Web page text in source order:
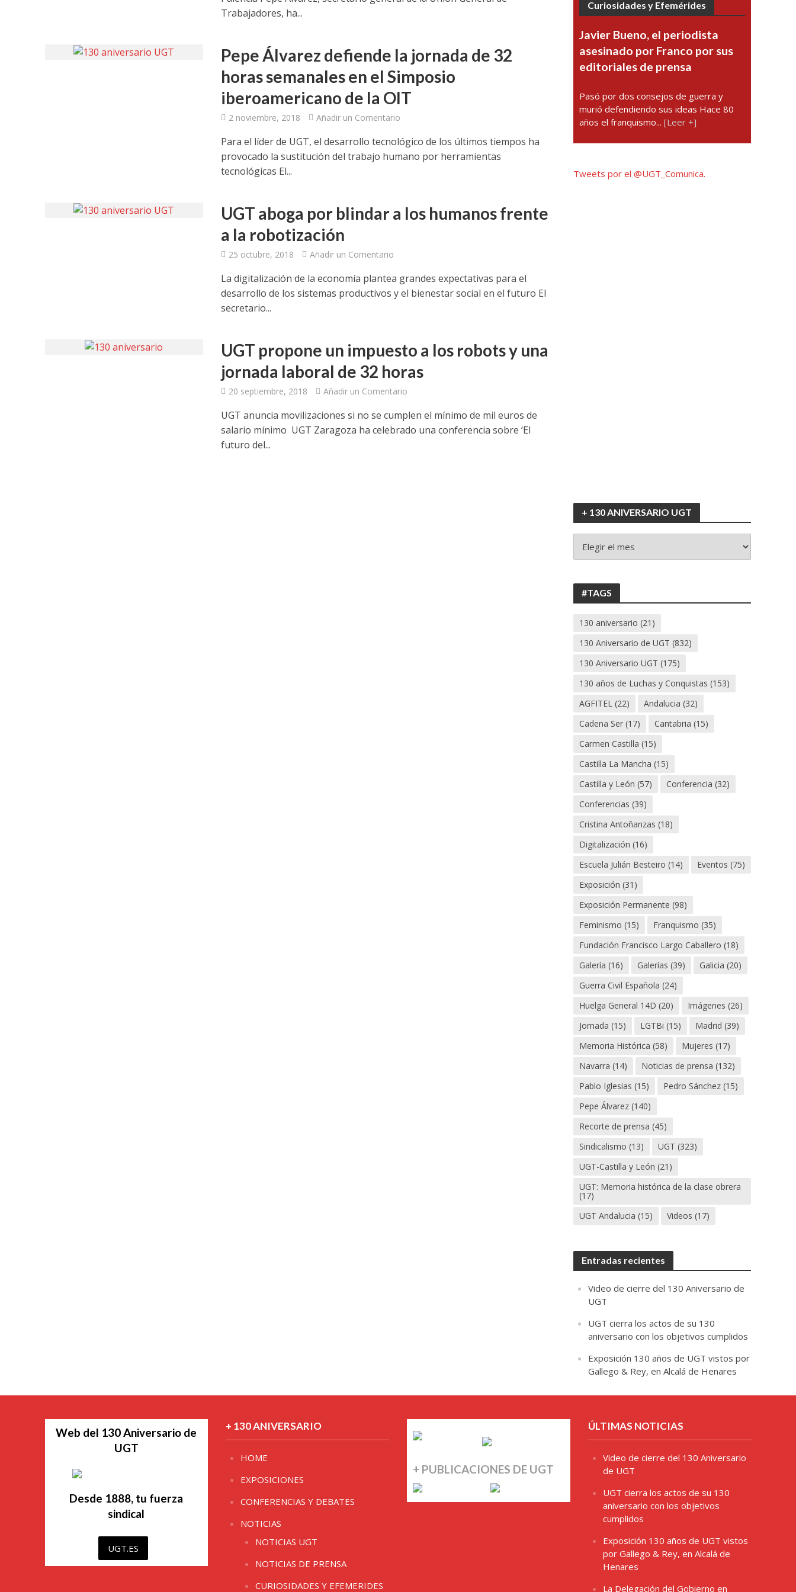
Trabajadores, ha...
Pepe Álvarez defiende la jornada de 32
horas semanales en el Simposio
iberoamericano de la OIT
2 noviembre, 2018 Añadir un Comentario
Para el líder de UGT, el desarrollo tecnológico de los últimos tiempos ha
provocado la sustitución del trabajo humano por herramientas
tecnológicas El...
UGT aboga por blindar a los humanos frente
a la robotización
25 octubre, 2018 Añadir un Comentario
La digitalización de la economía plantea grandes expectativas para el
desarrollo de los sistemas productivos y el bienestar social en el futuro El
secretario...
UGT propone un impuesto a los robots y una
jornada laboral de 32 horas
20 septiembre, 2018 Añadir un Comentario
UGT anuncia movilizaciones si no se cumplen el mínimo de mil euros de
salario mínimo UGT Zaragoza ha celebrado una conferencia sobre ‘El
futuro del...
Curiosidades y Efemérides
Javier Bueno, el periodista
asesinado por Franco por sus
editoriales de prensa
Pasó por dos consejos de guerra y
murió defendiendo sus ideas Hace 80
años el franquismo...[Leer +]
Tweets por el @UGT_Comunica.
+ 130 ANIVERSARIO UGT
130
#TAGS
130 aniversario (21)
130 Aniversario de UGT (832)
130 Aniversario UGT (175)
130 años de Luchas y Conquistas (153)
AGFITEL (22) Andalucia (32)
Cadena Ser (17) Cantabria (15)
Carmen Castilla (15)
Castilla La Mancha (15)
Castilla y León (57) Conferencia (32)
Conferencias (39)
Cristina Antoñanzas (18)
Digitalización (16)
Escuela Julián Besteiro (14) Eventos (75)
Exposición (31)
Exposición Permanente (98)
Feminismo (15) Franquismo (35)
Fundación Francisco Largo Caballero (18)
Galería (16) Galerías (39) Galicia (20)
Guerra Civil Española (24)
Huelga General 14D (20) Imágenes (26)
Jornada (15) LGTBi (15) Madrid (39)
Memoria Histórica (58) Mujeres (17)
Navarra (14) Noticias de prensa (132)
Pablo Iglesias (15) Pedro Sánchez (15)
Pepe Álvarez (140)
Recorte de prensa (45)
Sindicalismo (13) UGT (323)
UGT-Castilla y León (21)
UGT: Memoria histórica de la clase obrera
(17)
UGT Andalucia (15) Videos (17)
Entradas recientes
Video de cierre del 130 Aniversario de
UGT
UGT cierra los actos de su 130
aniversario con los objetivos cumplidos
Exposición 130 años de UGT vistos por
Gallego & Rey, en Alcalá de Henares
Web del 130 Aniversario de
UGT
Desde 1888, tu fuerza
sindical
UGT.ES
+ 130 ANIVERSARIO
HOME
EXPOSICIONES
CONFERENCIAS Y DEBATES
NOTICIAS
NOTICIAS UGT
NOTICIAS DE PRENSA
CURIOSIDADES Y EFEMERIDES
+ PUBLICACIONES DE UGT
ÚLTIMAS NOTICIAS
Video de cierre del 130 Aniversario
de UGT
UGT cierra los actos de su 130
aniversario con los objetivos
cumplidos
Exposición 130 años de UGT vistos
por Gallego & Rey, en Alcalá de
Henares
La Delegación del Gobierno en